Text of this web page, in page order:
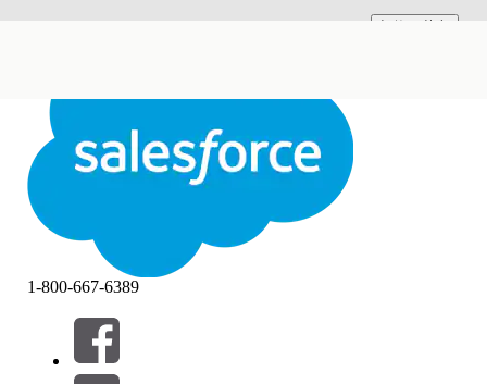
結束
篩選器 (0)
選取篩選
1-800-667-6389